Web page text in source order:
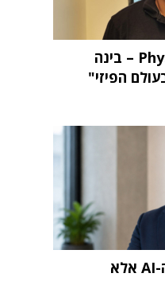
"העתיד הוא Physical AI – בינה
הפיזי"
"האתגר הגדול אינו ה-AI אלא